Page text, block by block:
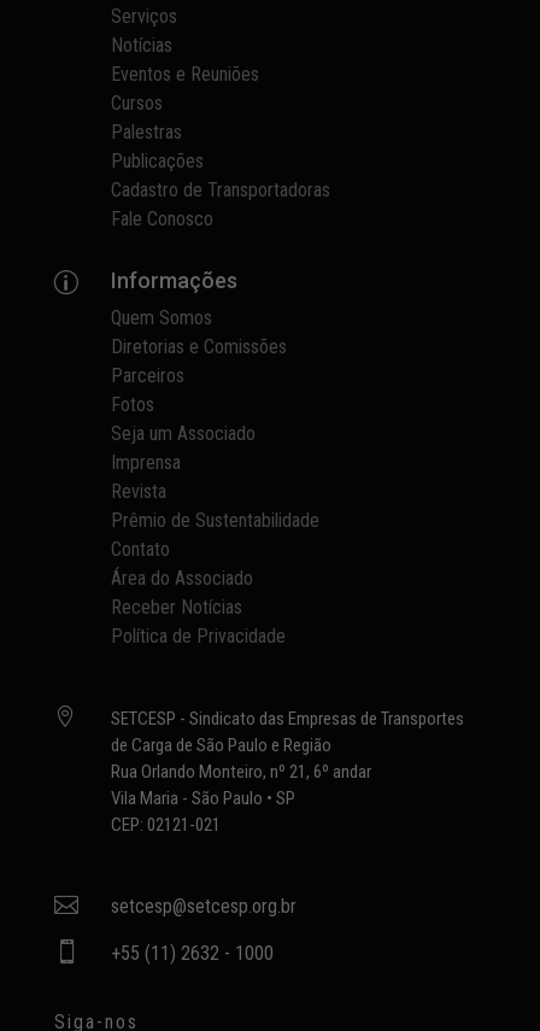
Serviços
Notícias
Eventos e Reuniões
Cursos
Palestras
Publicações
Cadastro de Transportadoras
Fale Conosco
p Informações
Quem Somos
Diretorias e Comissões
Parceiros
Fotos
Seja um Associado
Imprensa
Revista
Prêmio de Sustentabilidade
Contato
Área do Associado
Receber Notícias
Política de Privacidade

SETCESP - Sindicato das Empresas de Transportes
de Carga de São Paulo e Região
Rua Orlando Monteiro, nº 21, 6º andar
Vila Maria - São Paulo • SP
CEP: 02121-021
 setcesp@setcesp.org.br
 +55 (11) 2632 - 1000
Siga-nos